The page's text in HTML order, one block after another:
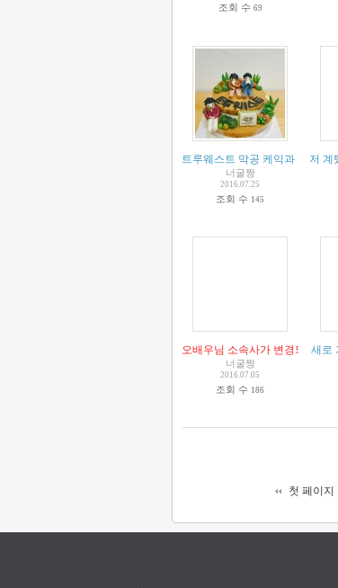
조회 수 69
트루웨스트 막공 케익과 정산~ ( 5
너굴짱
2016.07.25
조회 수 145
저 계
오배우님 소속사가 변경되었습
너굴짱
2016.07.05
조회 수 186
새로
첫 페이지